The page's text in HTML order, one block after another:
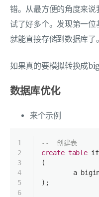
错。从最方便的角度来
试了好多个。发现第一
就能直接存储到数据库了。
如果真的要模拟转换成
数据库优化
来个示例
1
2
3
4
5
6
--  创建表
create table if
(
	a
);